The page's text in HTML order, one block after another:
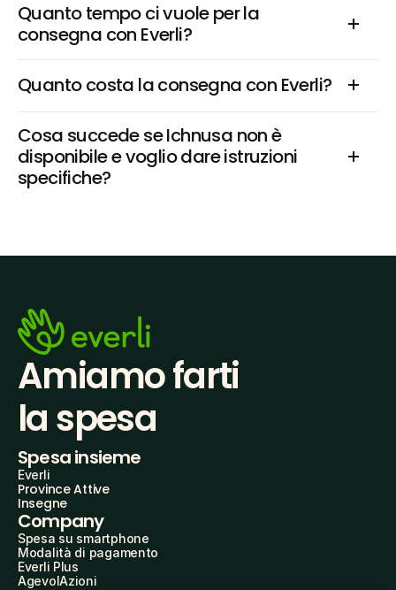
Quanto tempo ci vuole per la
consegna con Everli?
Quanto costa la consegna con Everli?
Cosa succede se Ichnusa non è
disponibile e voglio dare istruzioni
specifiche?
Amiamo farti
la spesa
Spesa insieme
Everli
Province Attive
Insegne
Company
Spesa su smartphone
Modalità di pagamento
Everli Plus
AgevolAzioni